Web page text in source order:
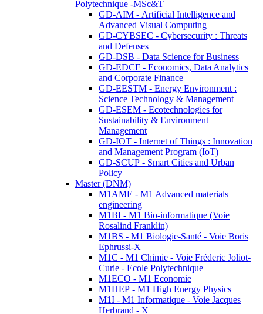
Polytechnique -MSc&T
GD-AIM - Artificial Intelligence and
Advanced Visual Computing
GD-CYBSEC - Cybersecurity : Threats
and Defenses
GD-DSB - Data Science for Business
GD-EDCF - Economics, Data Analytics
and Corporate Finance
GD-EESTM - Energy Environment :
Science Technology & Management
GD-ESEM - Ecotechnologies for
Sustainability & Environment
Management
GD-IOT - Internet of Things : Innovation
and Management Program (IoT)
GD-SCUP - Smart Cities and Urban
Policy
Master (DNM)
M1AME - M1 Advanced materials
engineering
M1BI - M1 Bio-informatique (Voie
Rosalind Franklin)
M1BS - M1 Biologie-Santé - Voie Boris
Ephrussi-X
M1C - M1 Chimie - Voie Fréderic Joliot-
Curie - Ecole Polytechnique
M1ECO - M1 Economie
M1HEP - M1 High Energy Physics
M1I - M1 Informatique - Voie Jacques
Herbrand - X